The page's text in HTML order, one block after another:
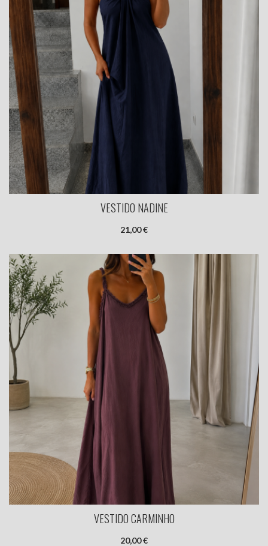
VESTIDO NADINE
21,00 €
VESTIDO CARMINHO
20,00 €